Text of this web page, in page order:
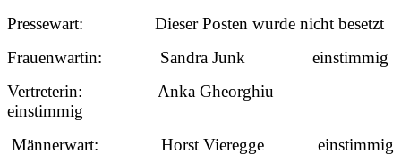
Pressewart: Dieser Posten wurde nicht besetzt
Frauenwartin: Sandra Junk einstimmig
Vertreterin: Anka Gheorghiu
einstimmig
Männerwart: Horst Vieregge einstimmig